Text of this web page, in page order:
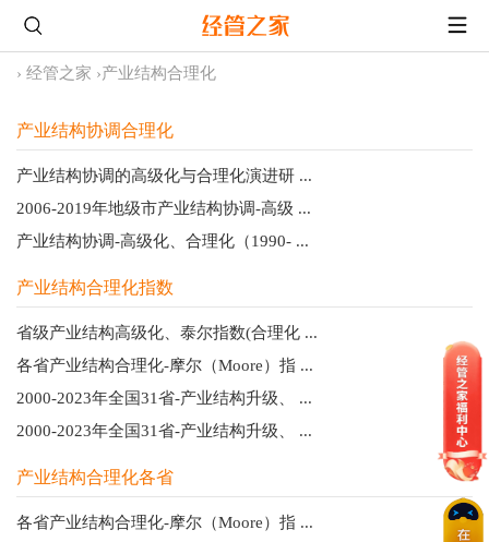
› 经管之家 ›产业结构合理化
产业结构协调合理化
产业结构协调的高级化与合理化演进研 ...
2006-2019年地级市产业结构协调-高级 ...
产业结构协调-高级化、合理化（1990- ...
产业结构合理化指数
省级产业结构高级化、泰尔指数(合理化 ...
各省产业结构合理化-摩尔（Moore）指 ...
2000-2023年全国31省-产业结构升级、 ...
2000-2023年全国31省-产业结构升级、 ...
产业结构合理化各省
各省产业结构合理化-摩尔（Moore）指 ...